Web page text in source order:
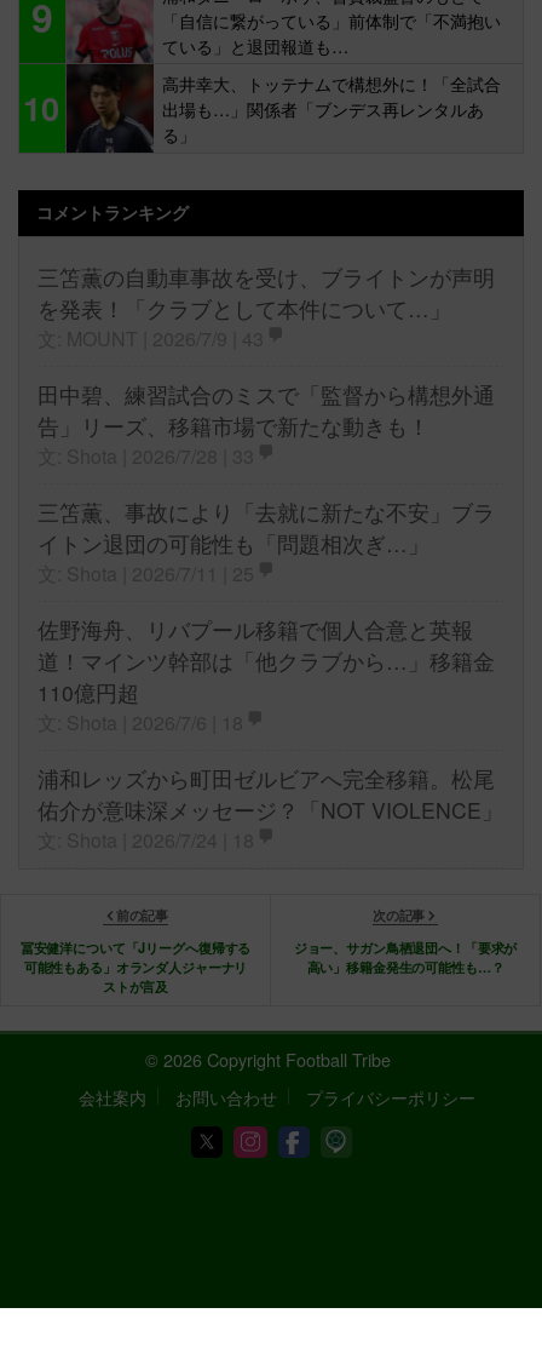
9
「自信に繋がっている」前体制で「不満抱い
ている」と退団報道も…
10
高井幸大、トッテナムで構想外に！「全試合
出場も…」関係者「ブンデス再レンタルあ
る」
コメントランキング
三笘薫の自動車事故を受け、ブライトンが声明
を発表！「クラブとして本件について…」
田中碧、練習試合のミスで「監督から構想外通
告」リーズ、移籍市場で新たな動きも！
三笘薫、事故により「去就に新たな不安」ブラ
イトン退団の可能性も「問題相次ぎ…」
佐野海舟、リバプール移籍で個人合意と英報
道！マインツ幹部は「他クラブから…」移籍金
110億円超
浦和レッズから町田ゼルビアへ完全移籍。松尾
佑介が意味深メッセージ？「NOT VIOLENCE」
前の記事
冨安健洋について「Jリーグへ復帰する
可能性もある」オランダ人ジャーナリ
ストが言及
次の記事
ジョー、サガン鳥栖退団へ！「要求が
高い」移籍金発生の可能性も…？
© 2026 Copyright Football Tribe
会社案内
お問い合わせ プライバシーポリシー